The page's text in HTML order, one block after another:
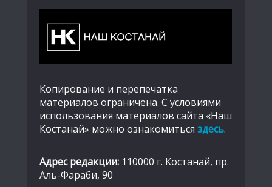
Копирование и перепечатка
материалов ограничена. С условиями
использования материалов сайта «Наш
Костанай» можно ознакомиться здесь.
Адрес редакции: 110000 г. Костанай, пр.
Аль-Фараби, 90